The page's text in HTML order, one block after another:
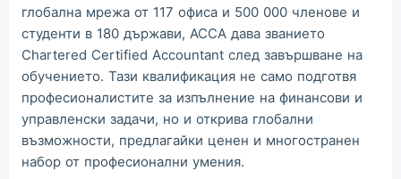
глобална мрежа от 117 офиса и 500 000 членове и
студенти в 180 държави, ACCA дава званието
Chartered Certified Accountant след завършване на
обучението. Тази квалификация не само подготвя
професионалистите за изпълнение на финансови и
управленски задачи, но и открива глобални
възможности, предлагайки ценен и многостранен
набор от професионални умения.